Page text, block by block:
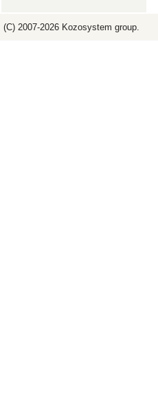
(C) 2007-2026 Kozosystem group.